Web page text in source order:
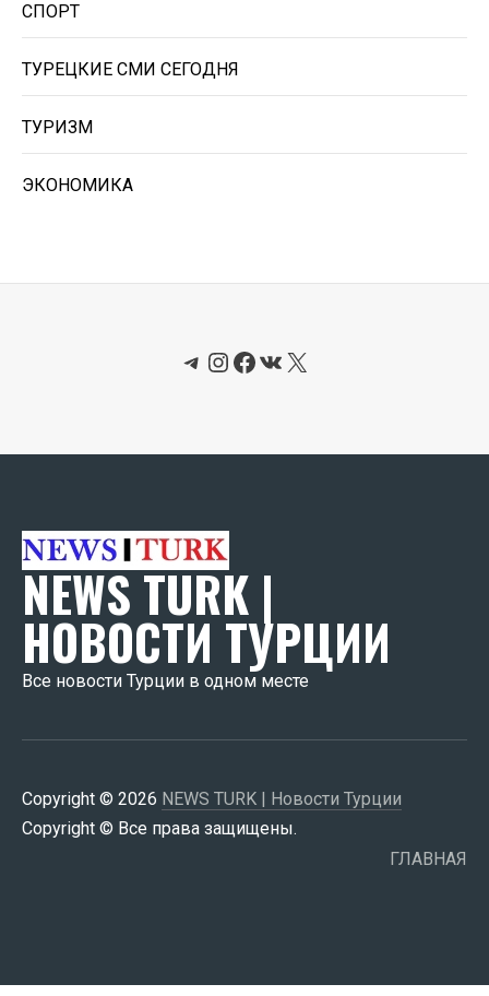
СПОРТ
ТУРЕЦКИЕ СМИ СЕГОДНЯ
ТУРИЗМ
ЭКОНОМИКА
Telegram
Instagram
Facebook
ВКонтакте
X
NEWS TURK |
НОВОСТИ ТУРЦИИ
Все новости Турции в одном месте
Copyright © 2026 NEWS TURK | Новости Турции
Copyright © Все права защищены.
ГЛАВНАЯ